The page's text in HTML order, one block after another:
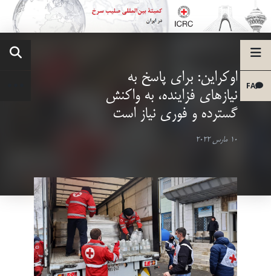
FA
اوکراین: برای پاسخ به
نیازهای فزاینده، به واکنش
گسترده و فوری نیاز است
10 مارس 2022